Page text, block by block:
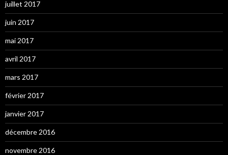
juillet 2017
juin 2017
mai 2017
avril 2017
mars 2017
février 2017
janvier 2017
décembre 2016
novembre 2016